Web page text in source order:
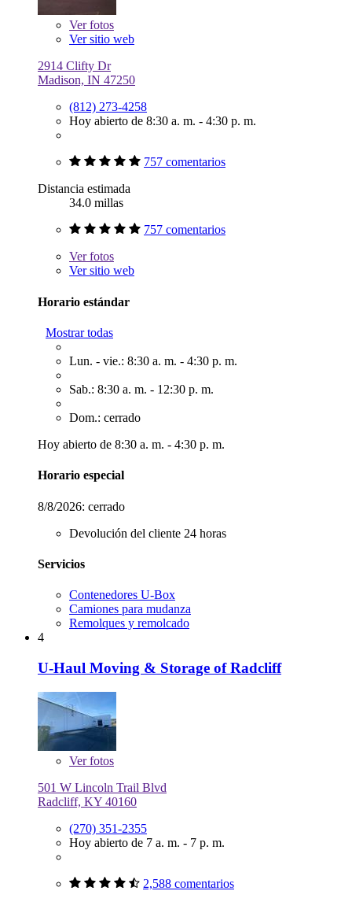
Verfotos
Ver sitio web
2914 Clifty Dr
Madison, IN 47250
(812) 273-4258
Hoy abierto de 8:30 a. m. - 4:30 p. m.
757 comentarios
Distancia estimada
34.0 millas
757 comentarios
Verfotos
Ver sitio web
Horario estándar
Mostrar todas
Lun. - vie.: 8:30 a. m. - 4:30 p. m.
Sab.: 8:30 a. m. - 12:30 p. m.
Dom.: cerrado
Hoy abierto de 8:30 a. m. - 4:30 p. m.
Horario especial
8/8/2026: cerrado
Devolución del cliente 24 horas
Servicios
Contenedores U-Box
Camiones para mudanza
Remolques y remolcado
4
U-Haul Moving & Storage of Radcliff
Verfotos
501 W Lincoln Trail Blvd
Radcliff, KY 40160
(270) 351-2355
Hoy abierto de 7 a. m. - 7 p. m.
2,588 comentarios